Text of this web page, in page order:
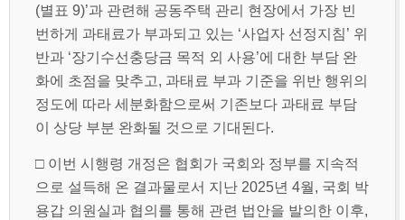
(별표 9)’과 관련해 공동주택 관리 현장에서 가장 빈
번하게 과태료가 부과되고 있는 ‘사업자 선정지침’ 위
반과 ‘장기수선충당금 목적 외 사용’에 대한 부담 완
화에 초점을 맞추고, 과태료 부과 기준을 위반 행위의
정도에 따라 세분화함으로써 기존보다 과태료 부담
이 상당 부분 완화될 것으로 기대된다.
□ 이번 시행령 개정은 협회가 국회와 정부를 지속적
으로 설득해 온 결과물로서 지난 2025년 4월, 국회 박
용갑 의원실과 협의를 통해 관련 법안을 발의한 이후,